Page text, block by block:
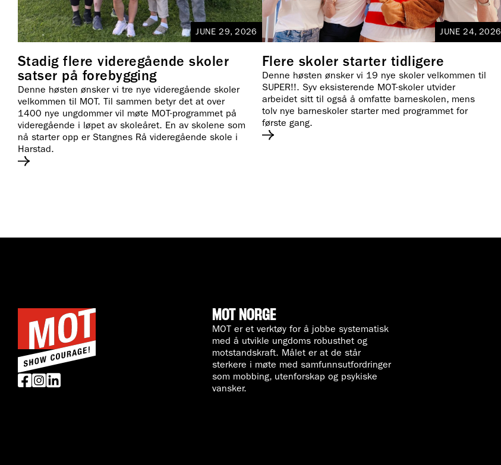
JUNE 29, 2026
Stadig flere videregående skoler
satser på forebygging
Denne høsten ønsker vi tre nye videregående skoler
velkommen til MOT. Til sammen betyr det at over
1400 nye ungdommer vil møte MOT-programmet på
videregående i løpet av skoleåret. En av skolene som
nå starter opp er Stangnes Rå videregående skole i
Harstad.
JUNE 24, 2026
Flere skoler starter tidligere
Denne høsten ønsker vi 19 nye skoler velkommen til
SUPER!!. Syv eksisterende MOT-skoler utvider
arbeidet sitt til også å omfatte barneskolen, mens
tolv nye barneskoler starter med programmet for
første gang.
MOT NORGE
MOT er et verktøy for å jobbe systematisk
med å utvikle ungdoms robusthet og
motstandskraft. Målet er at de står
sterkere i møte med samfunnsutfordringer
som mobbing, utenforskap og psykiske
vansker.